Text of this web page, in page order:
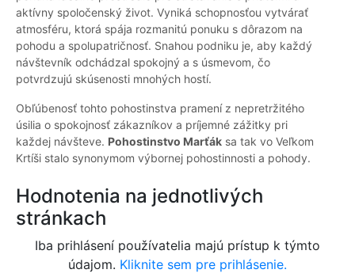
aktívny spoločenský život. Vyniká schopnosťou vytvárať
atmosféru, ktorá spája rozmanitú ponuku s dôrazom na
pohodu a spolupatričnosť. Snahou podniku je, aby každý
návštevník odchádzal spokojný a s úsmevom, čo
potvrdzujú skúsenosti mnohých hostí.
Obľúbenosť tohto pohostinstva pramení z nepretržitého
úsilia o spokojnosť zákazníkov a príjemné zážitky pri
každej návšteve. Pohostinstvo Marťák sa tak vo Veľkom
Krtíši stalo synonymom výbornej pohostinnosti a pohody.
Hodnotenia na jednotlivých
stránkach
Iba prihlásení používatelia majú prístup k týmto
údajom. Kliknite sem pre prihlásenie.